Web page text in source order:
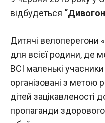
відбудеться
Дитячі велоперегони
для всієї родини, де
ВСІ маленькі
організовані з метою
дітей зацікавленості
пропаганди